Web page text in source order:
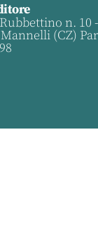
n. 10 -
Mannelli (CZ)